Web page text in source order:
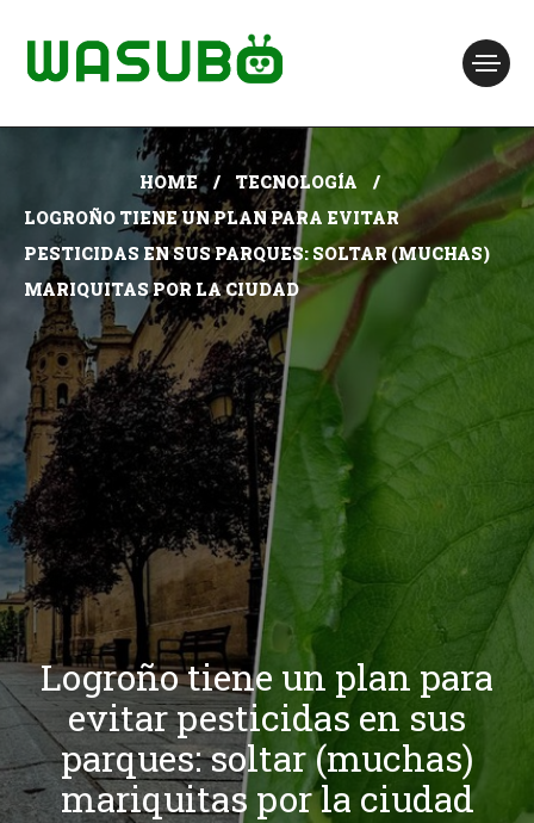
HOME
TECNOLOGÍA
LOGROÑO TIENE UN PLAN PARA EVITAR
PESTICIDAS EN SUS PARQUES: SOLTAR (MUCHAS)
MARIQUITAS POR LA CIUDAD
Logroño tiene un plan para
evitar pesticidas en sus
parques: soltar (muchas)
mariquitas por la ciudad